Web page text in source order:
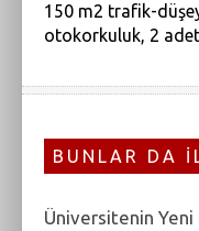
150 m2 trafik-
otokorkuluk, 2
BUNLAR DA
Üniversitenin Yeni